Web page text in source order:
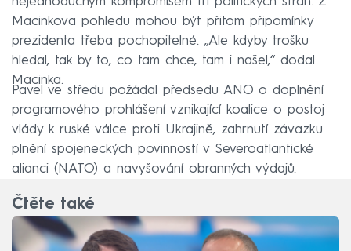
Macinkova pohledu mohou být přitom připomínky
prezidenta třeba pochopitelné. „Ale kdyby trošku
hledal, tak by to, co tam chce, tam i našel,“ dodal
Macinka.
Pavel ve středu požádal předsedu ANO o doplnění
programového prohlášení vznikající koalice o postoj
vlády k ruské válce proti Ukrajině, zahrnutí závazku
plnění spojeneckých povinností v Severoatlantické
alianci (NATO) a navyšování obranných výdajů.
Čtěte také